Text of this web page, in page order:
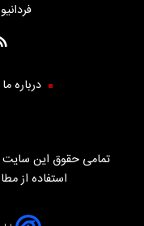
درباره ما
تمامی حقوق این سایت
استفاده از